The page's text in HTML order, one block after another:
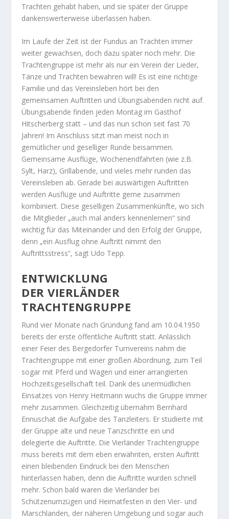
Trachten gehabt haben, und sie später der Gruppe
dankenswerterweise überlassen haben.
Im Laufe der Zeit ist der Fundus an Trachten immer
weiter gewachsen, doch dazu später noch mehr. Die
Trachtengruppe ist mehr als nur ein Verein der Lieder,
Tänze und Trachten bewahren will! Es ist eine richtige
Familie und das Vereinsleben hört bei den
gemeinsamen Auftritten und Übungsabenden nicht auf.
Übungsabende finden jeden Montag im Gasthof
Hitscherberg statt – und das nun schon seit fast 70
Jahren! Im Anschluss sitzt man meist noch in
gemütlicher und geselliger Runde beisammen.
Gemeinsame Ausflüge, Wochenendfahrten (wie z.B.
Sylt, Harz), Grillabende, und vieles mehr runden das
Vereinsleben ab. Gerade bei auswärtigen Auftritten
werden Ausflüge und Auftritte gerne zusammen
kombiniert. Diese geselligen Zusammenkünfte, wo sich
die Mitglieder „auch mal anders kennenlernen“ sind
wichtig für das Miteinander und den Erfolg der Gruppe,
denn „ein Ausflug ohne Auftritt nimmt den
Auftrittsstress“, sagt Udo Tepp.
ENTWICKLUNG
DER VIERLÄNDER
TRACHTENGRUPPE
Rund vier Monate nach Gründung fand am 10.04.1950
bereits der erste öffentliche Auftritt statt. Anlässlich
einer Feier des Bergedorfer Turnvereins nahm die
Trachtengruppe mit einer großen Abordnung, zum Teil
sogar mit Pferd und Wagen und einer arrangierten
Hochzeitsgesellschaft teil. Dank des unermüdlichen
Einsatzes von Henry Heitmann wuchs die Gruppe immer
mehr zusammen. Gleichzeitig übernahm Bernhard
Ennuschat die Aufgabe des Tanzleiters. Er studierte mit
der Gruppe alte und neue Tanzschritte ein und
delegierte die Auftritte. Die Vierländer Trachtengruppe
muss bereits mit dem eben erwähnten, ersten Auftritt
einen bleibenden Eindruck bei den Menschen
hinterlassen haben, denn die Auftritte wurden schnell
mehr. Schon bald waren die Vierländer bei
Schützenumzügen und Heimatfesten in den Vier- und
Marschlanden, der näheren Umgebung und sogar auch